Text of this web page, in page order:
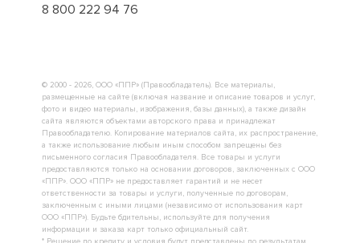
8 800 222 94 76
© 2000 - 2026, ООО «ППР» (Правообладатель). Все материалы,
размещенные на сайте (включая название и описание товаров и услуг,
фото и видео материалы, изображения, базы данных), а также дизайн
сайта являются объектами авторского права и принадлежат
Правообладателю. Копирование материалов сайта, их распространение,
а также использование любым иным способом запрещены без
письменного согласия Правообладателя. Все товары и услуги
предоставляются только на основании договоров, заключенных с ООО
«ППР». ООО «ППР» не предоставляет гарантий и не несет
ответственности за товары и услуги, полученные по договорам,
заключенным с иными лицами (независимо от использования карт
ООО «ППР»). Будьте бдительны, используйте для получения
информации и заказа карт только официальный сайт.
* Решение по кредиту и условия будут представлены по результатам